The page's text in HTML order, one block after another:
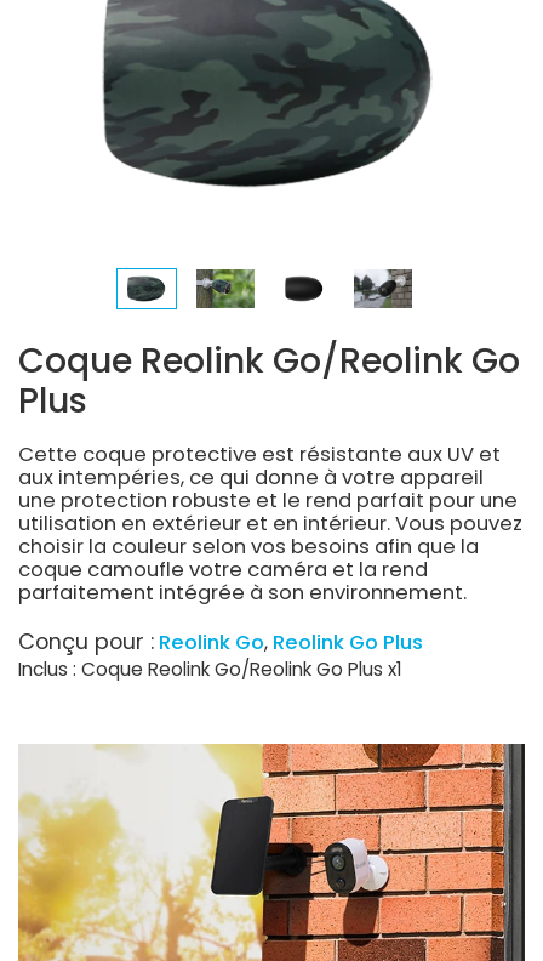
Coque Reolink Go/Reolink Go
Plus
Cette coque protective est résistante aux UV et
aux intempéries, ce qui donne à votre appareil
une protection robuste et le rend parfait pour une
utilisation en extérieur et en intérieur. Vous pouvez
choisir la couleur selon vos besoins afin que la
coque camoufle votre caméra et la rend
parfaitement intégrée à son environnement.
Conçu pour : Reolink Go Reolink Go Plus
Inclus : Coque Reolink Go/Reolink Go Plus x1